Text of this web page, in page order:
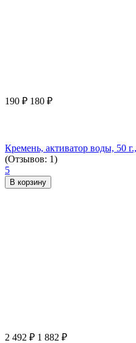
190 ₽ 180 ₽
Кремень, активатор воды, 50
(Отзывов: 1)
5
В корзину
2 492 ₽ 1 882 ₽